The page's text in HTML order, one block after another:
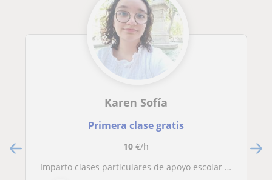
Karen Sofía
Primera clase gratis
10€/h
Imparto clases particulares de apoyo escolar para primaria o ESO